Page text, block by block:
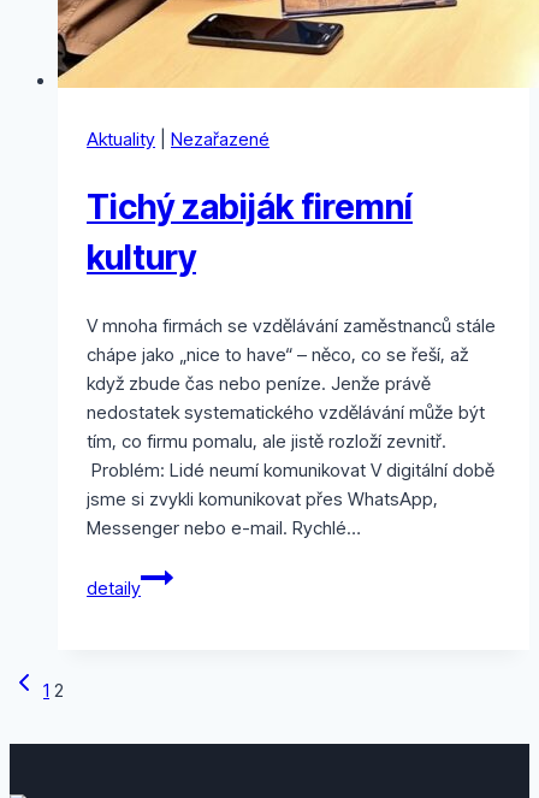
Aktuality Nezařazené
Tichý zabiják firemní
kultury
V mnoha firmách se vzdělávání zaměstnanců stále
chápe jako „nice to have“ – něco, co se řeší, až
když zbude čas nebo peníze. Jenže právě
nedostatek systematického vzdělávání může být
tím, co firmu pomalu, ale jistě rozloží zevnitř.
Problém: Lidé neumí komunikovat V digitální době
jsme si zvykli komunikovat přes WhatsApp,
Messenger nebo e-mail. Rychlé…
detaily
Tichý
zabiják
Navigace
na
Předchozí
1 2